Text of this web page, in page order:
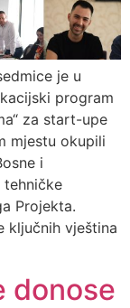
je u
program
za start-upe
mjestu okupili
i
tehničke
Projekta.
ključnih vještina
donose